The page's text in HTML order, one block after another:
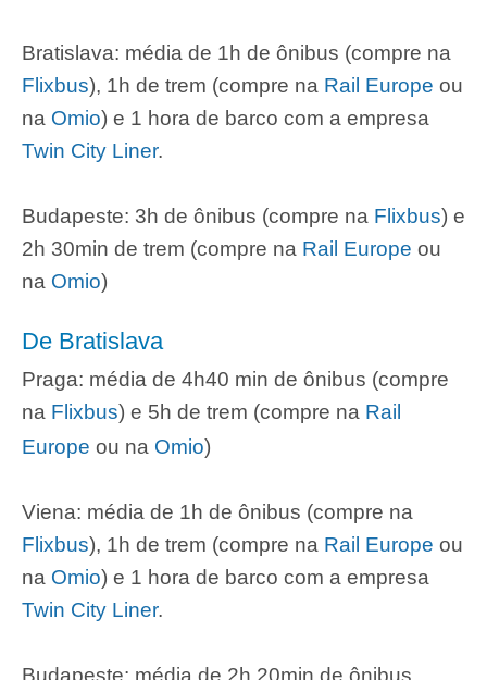
Bratislava: média de 1h de ônibus (compre na
Flixbus), 1h de trem (compre na Rail Europe ou
na Omio) e 1 hora de barco com a empresa
Twin City Liner.
Budapeste: 3h de ônibus (compre na Flixbus) e
2h 30min de trem (compre na Rail Europe ou
na Omio)
De Bratislava
Praga: média de 4h40 min de ônibus (compre
na Flixbus) e 5h de trem (compre na Rail
Europe ou na Omio)
Viena: média de 1h de ônibus (compre na
Flixbus), 1h de trem (compre na Rail Europe ou
na Omio) e 1 hora de barco com a empresa
Twin City Liner.